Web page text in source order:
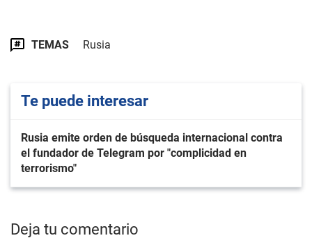
TEMAS Rusia
Te puede interesar
Rusia emite orden de búsqueda internacional contra
el fundador de Telegram por "complicidad en
terrorismo"
Deja tu comentario